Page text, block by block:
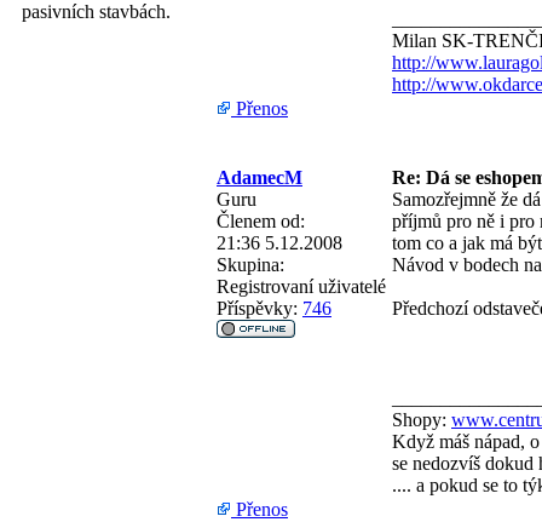
pasivních stavbách.
Milan SK-
http://
http://
Přenos
AdamecM
Re: Dá se
Guru
Členem od:
21:36 5.12.2008
Skupina:
Registrovaní uživatelé
Příspěvky: 746
Samozřejmně že
příjmů pro ně i pro
tom co a jak má
Návod v bodech
Předchozí
Shopy:
Když máš nápad,
se nedozvíš dokud
.... a pokud se to
Přenos